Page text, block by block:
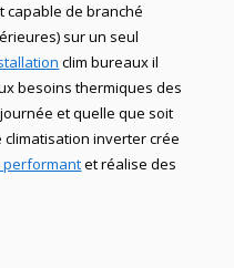
capable de branché
sur un seul
clim bureauxil
besoins thermiques des
et quelle que soit
climatisationinverter crée
performantet réalise des